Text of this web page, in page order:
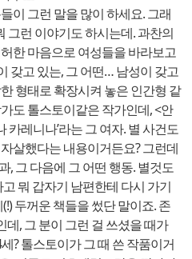
이 그런 말을 많이 하세요. 그래
그런 이야기도 하시는데. 과찬의
한 마음으로 여성들을 바라보고
갖고 있는, 그 어떤… 남성이 갖고
형태로 확장시켜 놓은 인간형 같
도 톨스토이같은 작가인데, <안
카레니나’라는 그 여자. 별 사건도
살했다는 내용이거든요? 그런데
, 그 다음에 그 어떤 행동. 별것도
뭐 갑자기 남편한테 다시 가기
두꺼운 책들을 썼단 말이죠. 존
데, 그 분이 그런 걸 쓰셨을 때가
? 톨스토이가 그 때 쓴 작품이거